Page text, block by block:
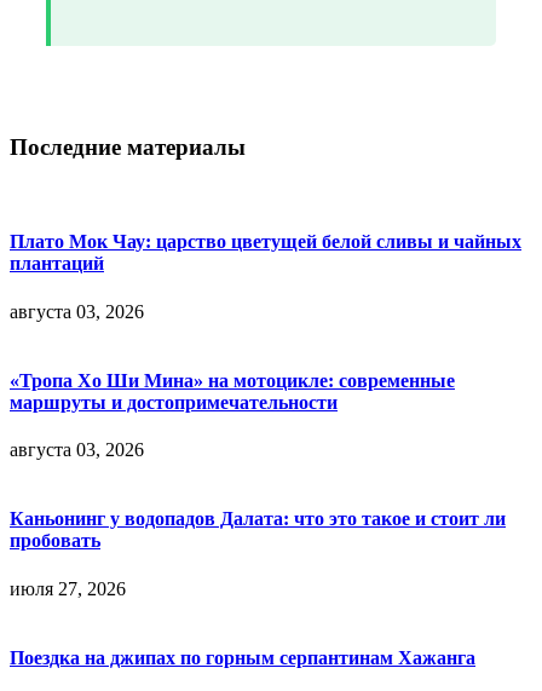
Последние материалы
Плато Мок Чау: царство цветущей белой сливы и чайных
плантаций
августа 03, 2026
«Тропа Хо Ши Мина» на мотоцикле: современные
маршруты и достопримечательности
августа 03, 2026
Каньонинг у водопадов Далата: что это такое и стоит ли
пробовать
июля 27, 2026
Поездка на джипах по горным серпантинам Хажанга